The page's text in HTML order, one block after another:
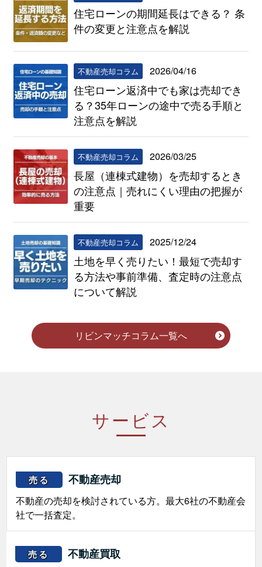
住宅ローンの期間延長はできる？ 条
件の変更と注意点を解説
不動産売却コラム 2026/04/16
住宅ローン返済中でも家は売却でき
る？35年ローンの途中で売る手順と
注意点を解説
不動産売却コラム 2026/03/25
長屋（連棟式建物）を売却するとき
の注意点｜売れにくい理由の把握が
重要
不動産売却コラム 2025/12/24
土地を早く売りたい！最短で売却す
る方法や事前準備、査定時の注意点
について解説
リビンマッチコラム一覧へ
サービス
売る 不動産売却
不動産の売却を検討されている方。最大6社の不動産会
社で一括査定。
売る 不動産買取